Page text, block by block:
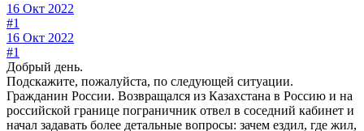
16 Окт 2022
#1
16 Окт 2022
#1
Добрый день.
Подскажите, пожалуйста, по следующей ситуации.
Гражданин России. Возвращался из Казахстана в Россию и на
российской границе пограничник отвел в соседний кабинет и
начал задавать более детальные вопросы: зачем ездил, где жил,